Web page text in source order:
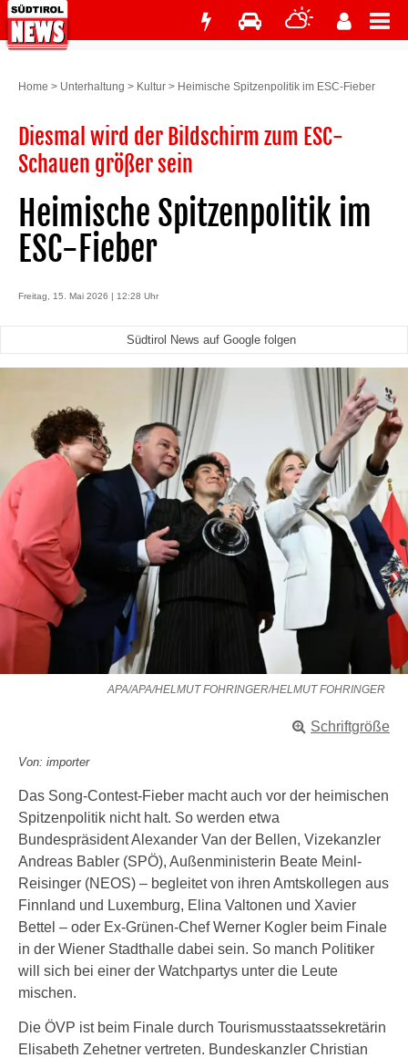
Home > Unterhaltung > Kultur > Heimische Spitzenpolitik im ESC-Fieber
Diesmal wird der Bildschirm zum ESC-
Schauen größer sein
Heimische Spitzenpolitik im
ESC-Fieber
Freitag, 15. Mai 2026 | 12:28 Uhr
Südtirol News auf Google folgen
APA/APA/HELMUT FOHRINGER/HELMUT FOHRINGER
Schriftgröße
Von: importer
Das Song-Contest-Fieber macht auch vor der heimischen
Spitzenpolitik nicht halt. So werden etwa
Bundespräsident Alexander Van der Bellen, Vizekanzler
Andreas Babler (SPÖ), Außenministerin Beate Meinl-
Reisinger (NEOS) – begleitet von ihren Amtskollegen aus
Finnland und Luxemburg, Elina Valtonen und Xavier
Bettel – oder Ex-Grünen-Chef Werner Kogler beim Finale
in der Wiener Stadthalle dabei sein. So manch Politiker
will sich bei einer der Watchpartys unter die Leute
mischen.
Die ÖVP ist beim Finale durch Tourismusstaatssekretärin
Elisabeth Zehetner vertreten. Bundeskanzler Christian